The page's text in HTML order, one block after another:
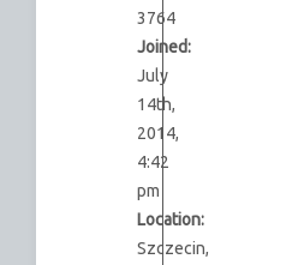
3764
Joined:
July
14th,
2014,
4:42
pm
Location:
Szczecin,